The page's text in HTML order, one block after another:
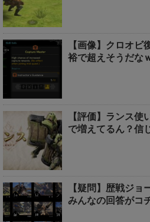
【画像】クロオビ
裕で超えそうだな
【評価】ランス使
で増えてるん？信
【疑問】歴戦ジ
みんなの回答がコ